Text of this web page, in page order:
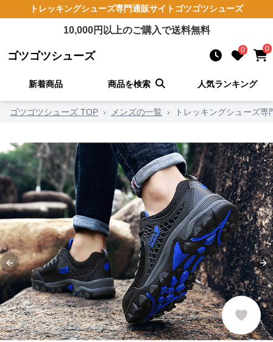
トレッキングシューズ専門通販サイト ゴツゴツシューズ
10,000円以上のご購入で送料無料
ゴツゴツシューズ 0 0
新着商品 商品を検索 人気ランキング
ゴツゴツシューズ TOP › メンズの一覧 › トレッキングシューズ
Previous slide